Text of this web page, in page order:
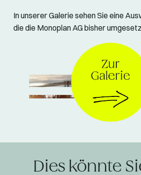
In unserer Galerie sehen Sie eine
die die Monoplan AG bisher
© Monoplan AG
Dies könnte